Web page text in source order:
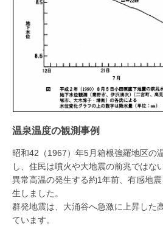
温泉温度の観測事例
昭和42（1967）年5月箱根強羅地区の
し、住民は噴火や大地震の前兆ではな
異常高温の発生する約1年前、有感地
生しました。
群発地震は、大涌谷へ急激に上昇した
ています。